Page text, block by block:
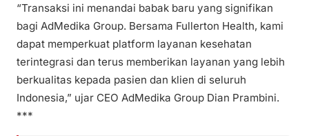
“Transaksi ini menandai babak baru yang signifikan
bagi AdMedika Group. Bersama Fullerton Health, kami
dapat memperkuat platform layanan kesehatan
terintegrasi dan terus memberikan layanan yang lebih
berkualitas kepada pasien dan klien di seluruh
Indonesia,” ujar CEO AdMedika Group Dian Prambini.
***